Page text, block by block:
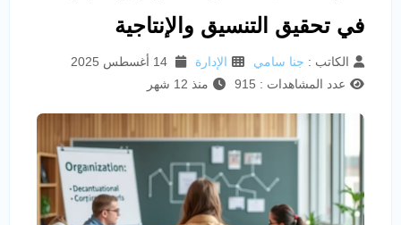
في تحقيق التنسيق والإنتاجية
الكاتب : جنا سامي الإدارة
عدد المشاهدات : 915
منذ 12 شهر